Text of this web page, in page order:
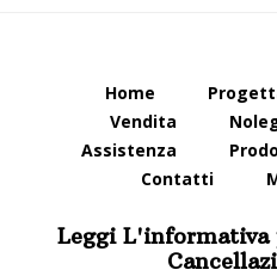
Home
Vendita
Assistenza
Contatti
Leggi L'informativa